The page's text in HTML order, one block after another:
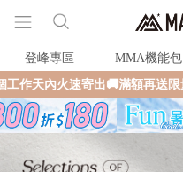
登峰專區 MMA機能包
滿額再送限量好禮✨